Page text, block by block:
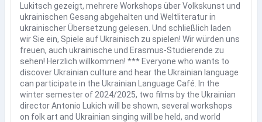
Lukitsch gezeigt, mehrere Workshops über Volkskunst und
ukrainischen Gesang abgehalten und Weltliteratur in
ukrainischer Übersetzung gelesen. Und schließlich laden
wir Sie ein, Spiele auf Ukrainisch zu spielen! Wir würden uns
freuen, auch ukrainische und Erasmus-Studierende zu
sehen! Herzlich willkommen! *** Everyone who wants to
discover Ukrainian culture and hear the Ukrainian language
can participate in the Ukrainian Language Café. In the
winter semester of 2024/2025, two films by the Ukrainian
director Antonio Lukich will be shown, several workshops
on folk art and Ukrainian singing will be held, and world